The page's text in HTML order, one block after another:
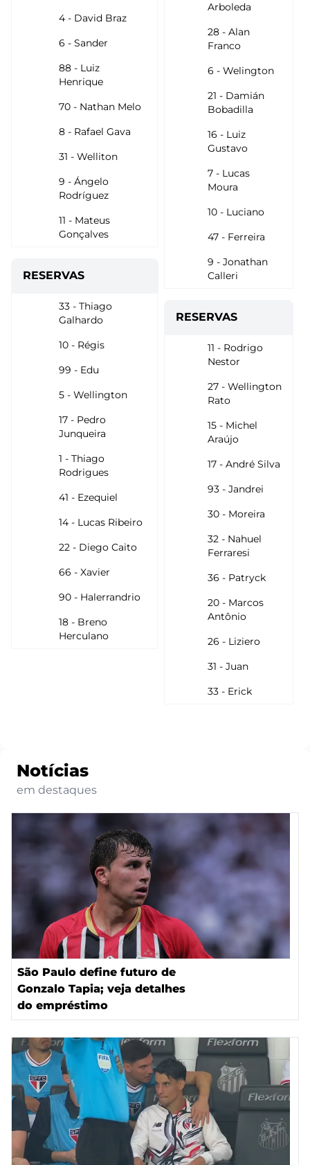
4 - David Braz
6 - Sander
88 - Luiz
Henrique
70 - Nathan Melo
8 - Rafael Gava
31 - Welliton
9 - Ángelo
Rodríguez
11 - Mateus
Gonçalves
RESERVAS
33 - Thiago
Galhardo
10 - Régis
99 - Edu
5 - Wellington
17 - Pedro
Junqueira
1 - Thiago
Rodrigues
41 - Ezequiel
14 - Lucas Ribeiro
22 - Diego Caito
66 - Xavier
90 - Halerrandrio
18 - Breno
Herculano
Arboleda
28 - Alan
Franco
6 - Welington
21 - Damián
Bobadilla
16 - Luiz
Gustavo
7 - Lucas
Moura
10 - Luciano
47 - Ferreira
9 - Jonathan
Calleri
RESERVAS
11 - Rodrigo
Nestor
27 - Wellington
Rato
15 - Michel
Araújo
17 - André Silva
93 - Jandrei
30 - Moreira
32 - Nahuel
Ferraresi
36 - Patryck
20 - Marcos
Antônio
26 - Liziero
31 - Juan
33 - Erick
Notícias
em destaques
São Paulo define futuro de
Gonzalo Tapia; veja detalhes
do empréstimo